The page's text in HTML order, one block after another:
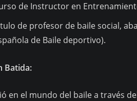
de Instructor en
de profesor de baile social,
de Baile deportivo).
Batida:
en el mundo del baile a través